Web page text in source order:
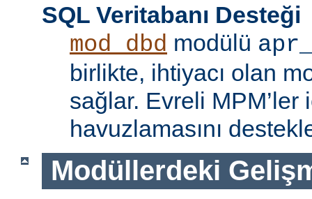
SQL Veritabanı Desteği
mod_dbd modülü
birlikte, ihtiyacı olan
sağlar. Evreli MPM’ler
havuzlamasını
Modüllerdeki